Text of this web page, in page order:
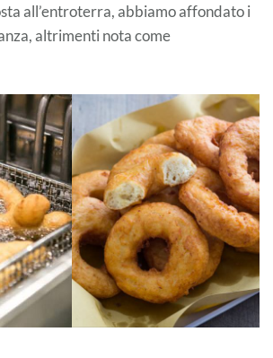
all’entroterra, abbiamo affondato i
altrimenti nota come